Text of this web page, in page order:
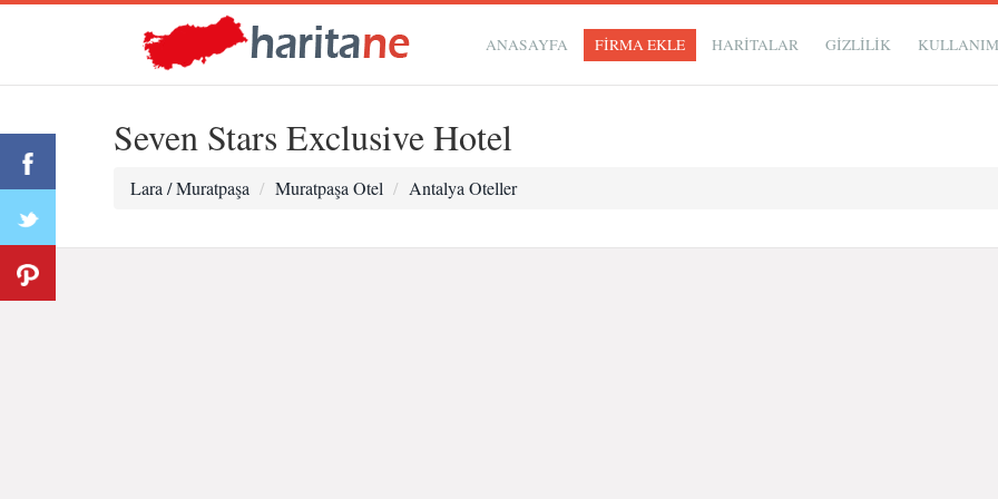
ANASAYFA FİRMA EKLE HARİTALAR GIZLILIK
Seven Stars Exclusive Hotel
Lara / Muratpaşa Muratpaşa Otel Antalya Oteller